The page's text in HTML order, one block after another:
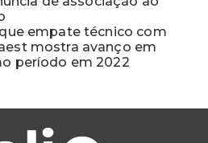
empate técnico com
mostra avanço em
período em 2022